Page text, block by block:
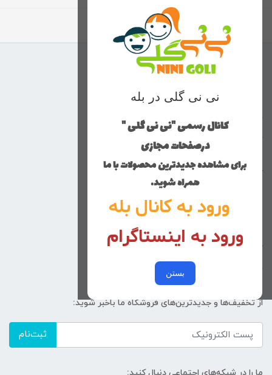
نی نی گلی در بله
کانال رسمی "نی نی گلی "
درصفحات مجازی
برای مشاهده جدیدترین محصولات با ما
همراه شوید.
ورود به کانال بله
ورود به اینستاگرام
بستن
برگشت به بالا
منوی وب‌سایت
خانه
کوچولوهای نی نی گلی
تماس با ما
کد پیگیری سفارشات
خرید عمده
از تخفیف‌ها و جدیدترین‌های فروشگاه ما باخبر شوید:
ثبت‌نام